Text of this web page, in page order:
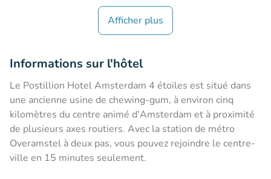
Afficher plus
Informations sur l'hôtel
Le Postillion Hotel Amsterdam 4 étoiles est situé dans
une ancienne usine de chewing-gum, à environ cinq
kilomètres du centre animé d'Amsterdam et à proximité
de plusieurs axes routiers. Avec la station de métro
Overamstel à deux pas, vous pouvez rejoindre le centre-
ville en 15 minutes seulement.